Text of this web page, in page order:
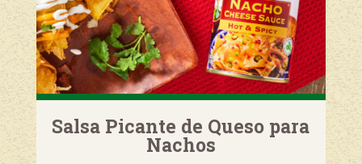
Salsa Picante de Queso para
Nachos